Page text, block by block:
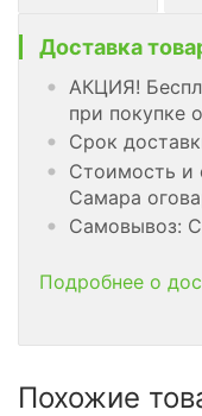
Доставка
АКЦИЯ!
при покупке
Срок
Стоимость и
Самара
Самовывоз:
Подробнее о
Похожие